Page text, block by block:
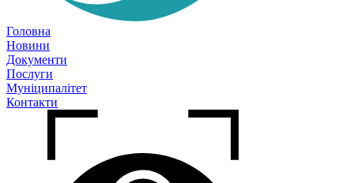
Головна
Новини
Документи
Послуги
Муніципалітет
Контакти